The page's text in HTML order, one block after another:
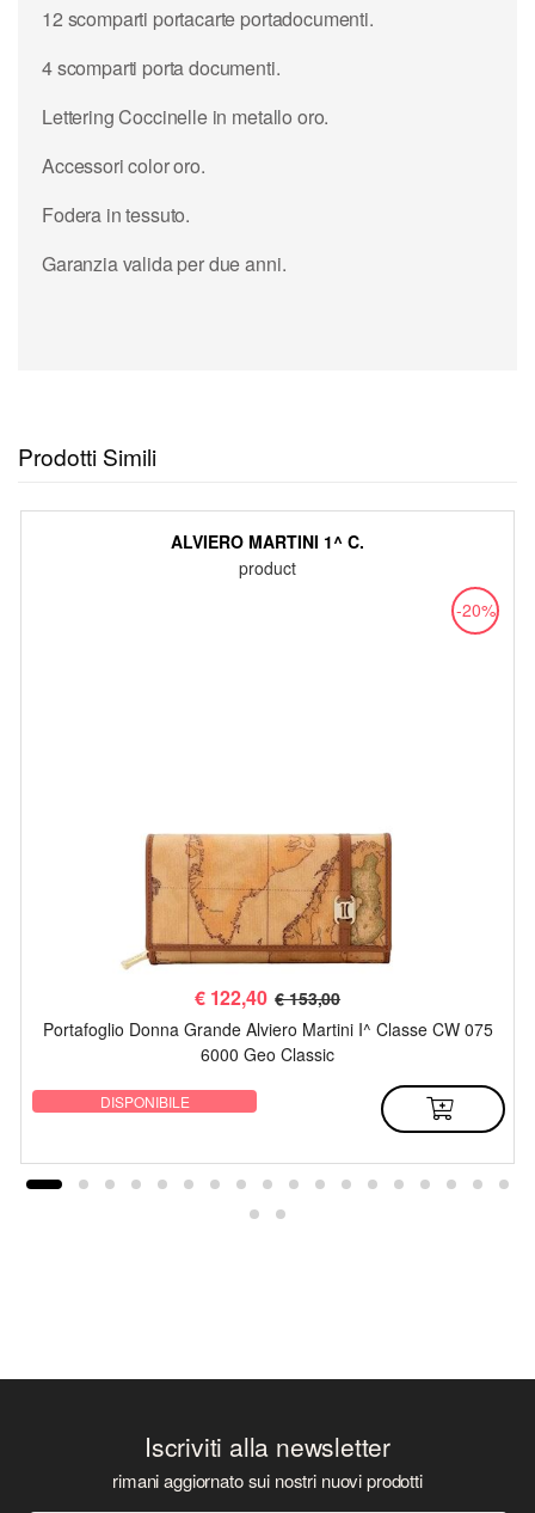
12 scomparti portacarte portadocumenti.
4 scomparti porta documenti.
Lettering Coccinelle in metallo oro.
Accessori color oro.
Fodera in tessuto.
Garanzia valida per due anni.
Prodotti Simili
ALVIERO MARTINI 1^ C.
product
-20%
€ 122,40 € 153,00
Portafoglio Donna Grande Alviero Martini I^ Classe CW 075
6000 Geo Classic
DISPONIBILE
Iscriviti alla newsletter
rimani aggiornato sui nostri nuovi prodotti